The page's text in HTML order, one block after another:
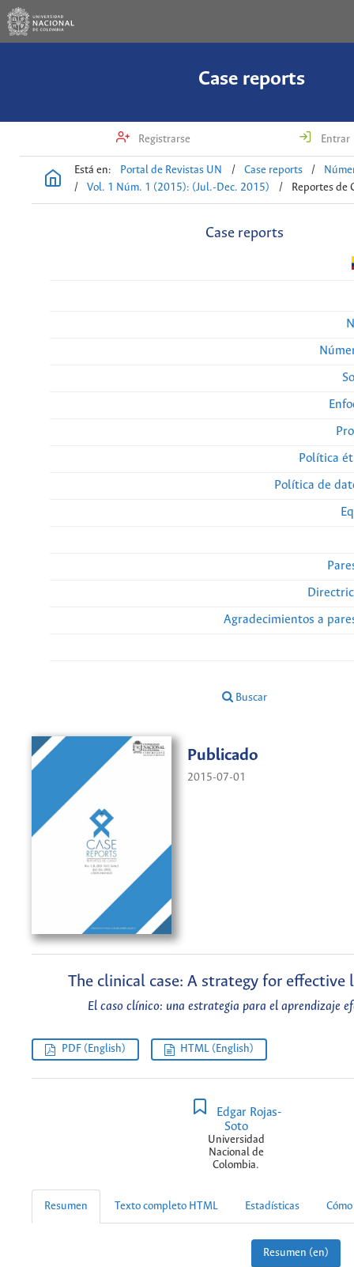
Case reports
Registrarse Entrar
Está en: Portal de Revistas UN / Case reports /
/
Vol. 1 Núm. 1 (2015): (Jul.-Dec. 2015) / Reportes de
Case reports
Política
Política de
Agradecimientos a
Buscar
Publicado
2015-07-01
The clinical case: A strategy for effective
El caso clínico: una estrategia para el aprendizaje
PDF (English) HTML (English)
Edgar Rojas-
Soto
Universidad
Nacional de
Colombia.
Resumen Texto completo HTML Estadísticas
Resumen (en)